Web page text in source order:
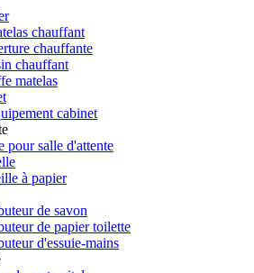
chauffant
chauffante
chauffant
matelas
cabinet
pour salle d'attente
à papier
de savon
de papier toilette
d'essuie-mains